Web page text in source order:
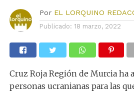
Por EL LORQUINO
Publicado: 18 marzo, 2022
Cruz Roja Región de Murcia ha
personas ucranianas para las